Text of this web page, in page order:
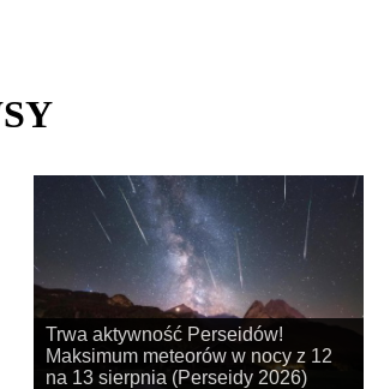
Rozpoczyna się sezon na
obserwacje obłoków srebrzystych!